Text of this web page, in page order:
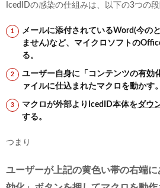
IcedIDの感染の仕組みは、以下の3つの
メールに添付されているWord(今の
ません)など、マイクロソフトの
る。
ユーザー自身に「コンテンツの有効
ァイルに仕込まれたマクロを動かす。
マクロが外部よりIcedID本体をダウ
する。
つまり
ユーザーが上記の黄色い帯の右端